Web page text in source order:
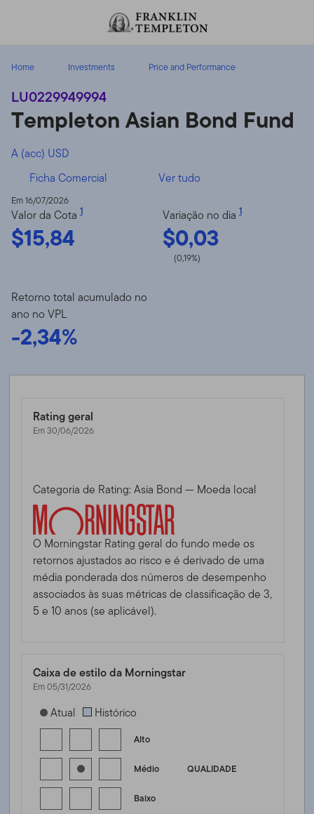
Home Investments Price and Performance
LU0229949994
Templeton Asian Bond Fund
A (acc) USD
Ficha Comercial
Ver tudo
Em 16/07/2026
Valor da Cota 1
$15,84
Variação no dia 1
$0,03
(0,19%)
Retorno total acumulado no
ano no VPL
-2,34%
Rating geral
Em 30/06/2026
Categoria de Rating: Asia Bond — Moeda local
O Morningstar Rating geral do fundo mede os
retornos ajustados ao risco e é derivado de uma
média ponderada dos números de desempenho
associados às suas métricas de classificação de 3,
5 e 10 anos (se aplicável).
Caixa de estilo da Morningstar
Em 05/31/2026
[products.morningstar-stylebox-title-sr-fixed]
Atual Histórico
Alto
QUALIDADE
Médio
Baixo